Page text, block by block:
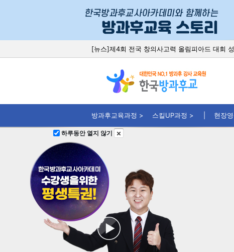
[뉴스]제4회 전국 창의사고력 올림피아드 대회 성
[뉴스]방과후 sw교육 '드론지도사' 취업준비 날
[뉴스]취업되는 가죽공예 교육과정, 전국 문의 이
[뉴스]‘언플러그드 코딩’ 과정, 유아코딩교육 경쟁
[뉴스]코딩 정규과목 편성, 스크래치코딩지도사
방과후교육과정 > 스킬UP과정 > 현장
하루동안 열지 않기